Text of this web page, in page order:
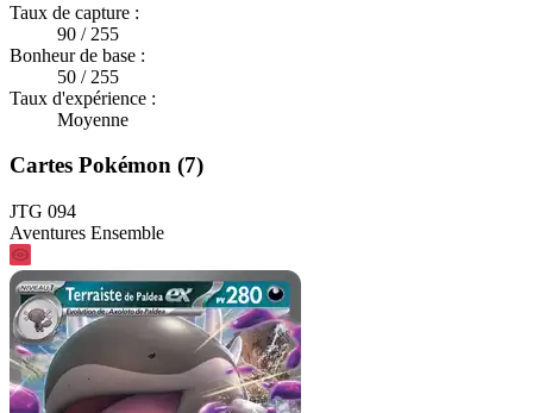
Taux de capture :
90 / 255
Bonheur de base :
50 / 255
Taux d'expérience :
Moyenne
Cartes Pokémon (7)
JTG 094
Aventures Ensemble